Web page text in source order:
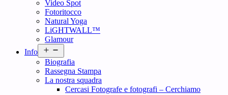
Video Spot
Fotoritocco
Natural Yoga
LiGHTWALL™
Glamour
Info
menu
Biografia
Rassegna Stampa
La nostra squadra
Cercasi Fotografe e fotografi – Cerchiamo